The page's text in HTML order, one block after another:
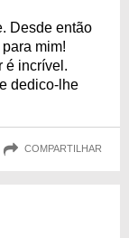
Desde então
mim!
é incrível.
dedico-lhe
COMPARTILHAR